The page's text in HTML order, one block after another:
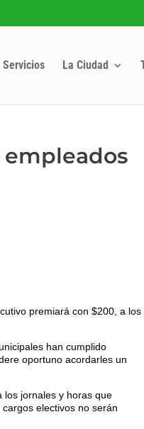
La Ciudad
premiará con $200, a los
han cumplido
oportuno acordarles un
los jornales y horas que
electivos no serán